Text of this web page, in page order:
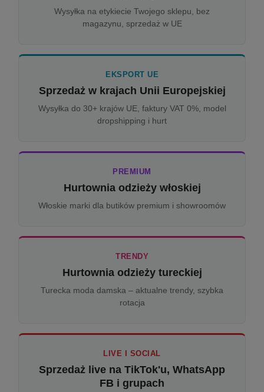
Wysyłka na etykiecie Twojego sklepu, bez
magazynu, sprzedaż w UE
EKSPORT UE
Sprzedaż w krajach Unii Europejskiej
Wysyłka do 30+ krajów UE, faktury VAT 0%, model
dropshipping i hurt
PREMIUM
Hurtownia odzieży włoskiej
Włoskie marki dla butików premium i showroomów
TRENDY
Hurtownia odzieży tureckiej
Turecka moda damska – aktualne trendy, szybka
rotacja
LIVE I SOCIAL
Sprzedaż live na TikTok'u, WhatsApp
FB i grupach